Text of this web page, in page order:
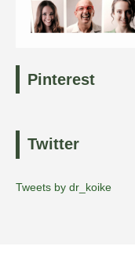
Pinterest
Twitter
Tweets by dr_koike